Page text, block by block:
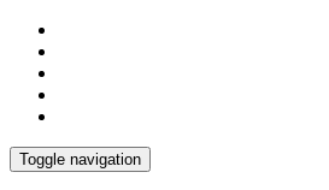
Toggle navigation